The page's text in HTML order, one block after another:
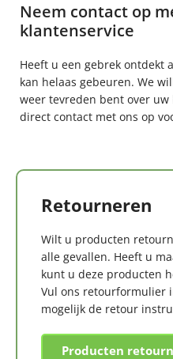
Neem contact op
klantenservice
Heeft u een gebrek ontdekt
kan helaas gebeuren. We
weer tevreden bent over
direct contact met ons op
Retourneren
Wilt u producten
alle gevallen. Heeft u
kunt u deze producten
Vul ons retourformulier
mogelijk de retour
Producten